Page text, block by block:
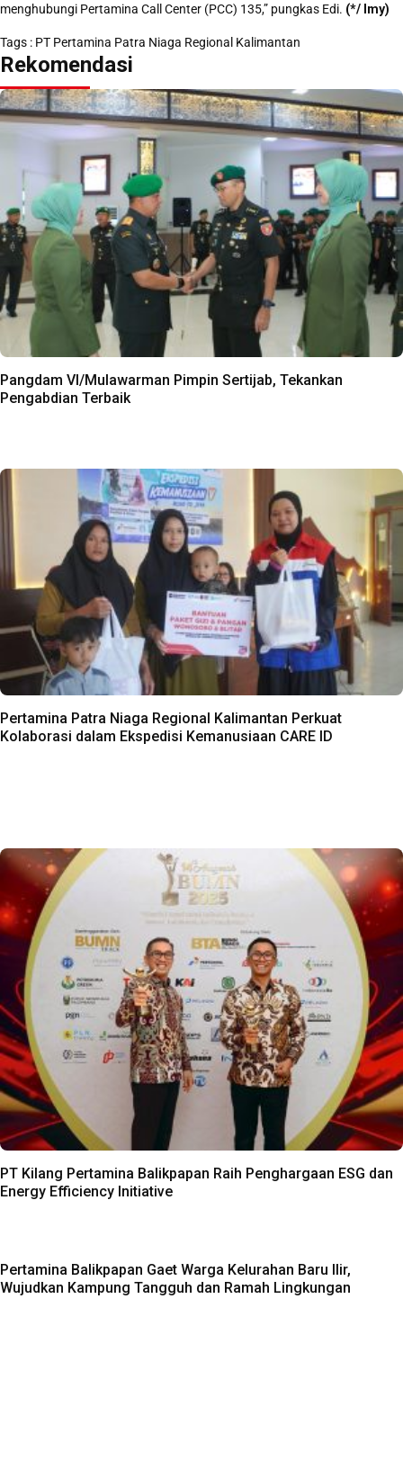
menghubungi Pertamina Call Center (PCC) 135,” pungkas Edi. (*/ Imy)
Tags : PT Pertamina Patra Niaga Regional Kalimantan
Rekomendasi
Pangdam VI/Mulawarman Pimpin Sertijab, Tekankan
Pengabdian Terbaik
Pertamina Patra Niaga Regional Kalimantan Perkuat
Kolaborasi dalam Ekspedisi Kemanusiaan CARE ID
PT Kilang Pertamina Balikpapan Raih Penghargaan ESG dan
Energy Efficiency Initiative
Pertamina Balikpapan Gaet Warga Kelurahan Baru Ilir,
Wujudkan Kampung Tangguh dan Ramah Lingkungan